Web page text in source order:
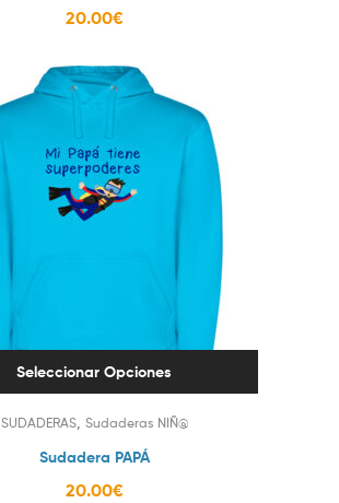
20.00€
Seleccionar Opciones
SUDADERAS, Sudaderas NIÑ@
Sudadera PAPÁ
20.00€